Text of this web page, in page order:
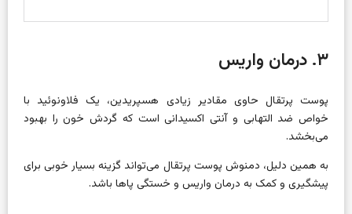
۳. درمان واریس
پوست پرتقال حاوی مقادیر زیادی هسپریدین، یک فلاونوئید با
خواص ضد التهابی و آنتی اکسیدانی است که گردش خون را بهبود
می‌بخشد.
به همین دلیل، دمنوش پوست پرتقال می‌تواند گزینه بسیار خوبی برای
پیشگیری و کمک به درمان واریس و خستگی پاها باشد.